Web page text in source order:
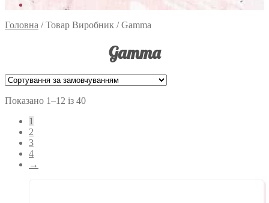
Головна /Товар Виробник /Gamma
Gamma
Показано 1–12 із 40
1
2
3
4
→